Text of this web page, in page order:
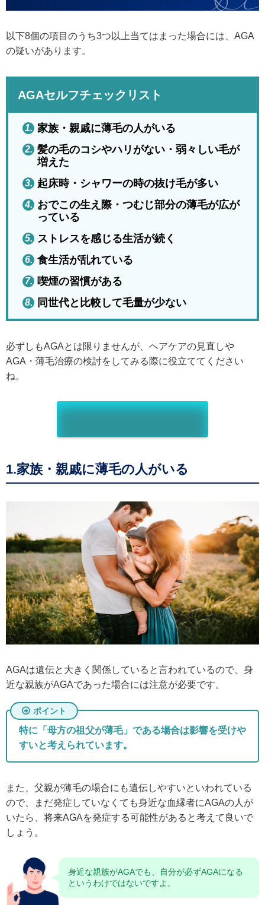
以下8個の項目のうち3つ以上当てはまった場合には、AGA
の疑いがあります。
AGAセルフチェックリスト
家族・親戚に薄毛の人がいる
髪の毛のコシやハリがない・弱々しい毛が
増えた
起床時・シャワーの時の抜け毛が多い
おでこの生え際・つむじ部分の薄毛が広が
っている
ストレスを感じる生活が続く
食生活が乱れている
喫煙の習慣がある
同世代と比較して毛量が少ない
必ずしもAGAとは限りませんが、ヘアケアの見直しや
AGA・薄毛治療の検討をしてみる際に役立ててください
ね。
1.家族・親戚に薄毛の人がいる
AGAは遺伝と大きく関係していると言われているので、身
近な親族がAGAであった場合には注意が必要です。
特に「母方の祖父が薄毛」である場合は影響を受けや
すいと考えられています。
また、父親が薄毛の場合にも遺伝しやすいといわれている
ので、まだ発症していなくても身近な血縁者にAGAの人が
いたら、将来AGAを発症する可能性があると考えて良いで
しょう。
身近な親族がAGAでも、自分が必ずAGAになる
というわけではないですよ。